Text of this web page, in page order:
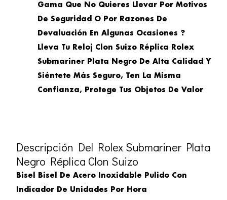
Gama Que No Quieres Llevar Por Motivos
De Seguridad O Por Razones De
Devaluación En Algunas Ocasiones ?
Lleva Tu Reloj Clon Suizo Réplica Rolex
Submariner Plata Negro De Alta Calidad Y
Siéntete Más Seguro, Ten La Misma
Confianza, Protege Tus Objetos De Valor
Descripción Del Rolex Submariner Plata
Negro Réplica Clon Suizo
Bisel Bisel De Acero Inoxidable Pulido Con
Indicador De Unidades Por Hora